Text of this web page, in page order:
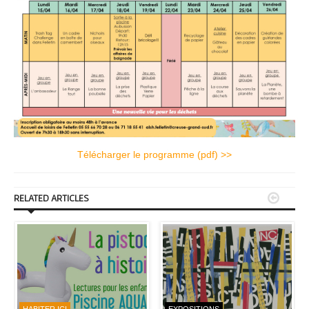
Télécharger le programme (pdf) >>
RELATED ARTICLES 